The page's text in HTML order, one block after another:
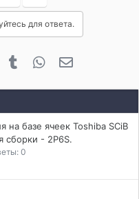
для ответа.
PinterestTumblr WhatsApp
на базе ячеек Toshiba SCiB
сборки - 2P6S.
0